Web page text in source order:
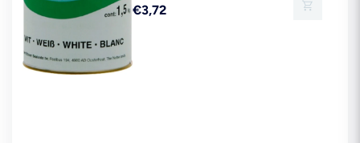
Reguliere
€3,72